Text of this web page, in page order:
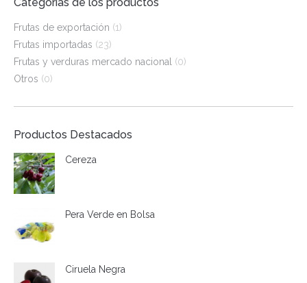
Frutas de exportación (1)
Frutas importadas (23)
Frutas y verduras mercado nacional
(0)
Otros (0)
Productos Destacados
Cereza
Pera Verde en Bolsa
Ciruela Negra